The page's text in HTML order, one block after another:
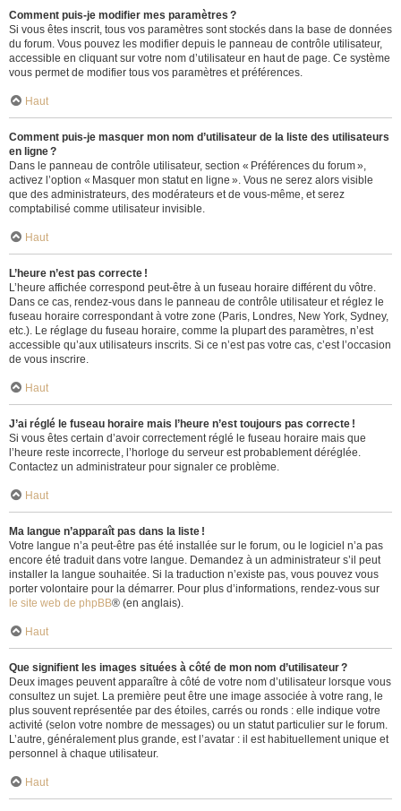
Comment puis-je modifier mes paramètres ?
Si vous êtes inscrit, tous vos paramètres sont stockés dans la base de données
du forum. Vous pouvez les modifier depuis le panneau de contrôle utilisateur,
accessible en cliquant sur votre nom d’utilisateur en haut de page. Ce système
vous permet de modifier tous vos paramètres et préférences.
Haut
Comment puis-je masquer mon nom d’utilisateur de la liste des utilisateurs
en ligne ?
Dans le panneau de contrôle utilisateur, section « Préférences du forum »,
activez l’option « Masquer mon statut en ligne ». Vous ne serez alors visible
que des administrateurs, des modérateurs et de vous-même, et serez
comptabilisé comme utilisateur invisible.
Haut
L’heure n’est pas correcte !
L’heure affichée correspond peut-être à un fuseau horaire différent du vôtre.
Dans ce cas, rendez-vous dans le panneau de contrôle utilisateur et réglez le
fuseau horaire correspondant à votre zone (Paris, Londres, New York, Sydney,
etc.). Le réglage du fuseau horaire, comme la plupart des paramètres, n’est
accessible qu’aux utilisateurs inscrits. Si ce n’est pas votre cas, c’est l’occasion
de vous inscrire.
Haut
J’ai réglé le fuseau horaire mais l’heure n’est toujours pas correcte !
Si vous êtes certain d’avoir correctement réglé le fuseau horaire mais que
l’heure reste incorrecte, l’horloge du serveur est probablement déréglée.
Contactez un administrateur pour signaler ce problème.
Haut
Ma langue n’apparaît pas dans la liste !
Votre langue n’a peut-être pas été installée sur le forum, ou le logiciel n’a pas
encore été traduit dans votre langue. Demandez à un administrateur s’il peut
installer la langue souhaitée. Si la traduction n’existe pas, vous pouvez vous
porter volontaire pour la démarrer. Pour plus d’informations, rendez-vous sur
le site web de phpBB® (en anglais).
Haut
Que signifient les images situées à côté de mon nom d’utilisateur ?
Deux images peuvent apparaître à côté de votre nom d’utilisateur lorsque vous
consultez un sujet. La première peut être une image associée à votre rang, le
plus souvent représentée par des étoiles, carrés ou ronds : elle indique votre
activité (selon votre nombre de messages) ou un statut particulier sur le forum.
L’autre, généralement plus grande, est l’avatar : il est habituellement unique et
personnel à chaque utilisateur.
Haut